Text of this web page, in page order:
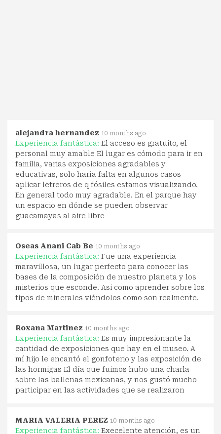
alejandra hernandez 10 months ago
Experiencia fantástica: El acceso es gratuito, el
personal muy amable El lugar es cómodo para ir en
familia, varias exposiciones agradables y
educativas, solo haría falta en algunos casos
aplicar letreros de q fósiles estamos visualizando.
En general todo muy agradable. En el parque hay
un espacio en dónde se pueden observar
guacamayas al aire libre
Oseas Anani Cab Be 10 months ago
Experiencia fantástica: Fue una experiencia
maravillosa, un lugar perfecto para conocer las
bases de la composición de nuestro planeta y los
misterios que esconde. Asi como aprender sobre los
tipos de minerales viéndolos como son realmente.
Roxana Martinez 10 months ago
Experiencia fantástica: Es muy impresionante la
cantidad de exposiciones que hay en el museo. A
mí hijo le encantó el gonfoterio y las exposición de
las hormigas El día que fuimos hubo una charla
sobre las ballenas mexicanas, y nos gustó mucho
participar en las actividades que se realizaron
MARIA VALERIA PEREZ 10 months ago
Experiencia fantástica: Execelente atención, es un